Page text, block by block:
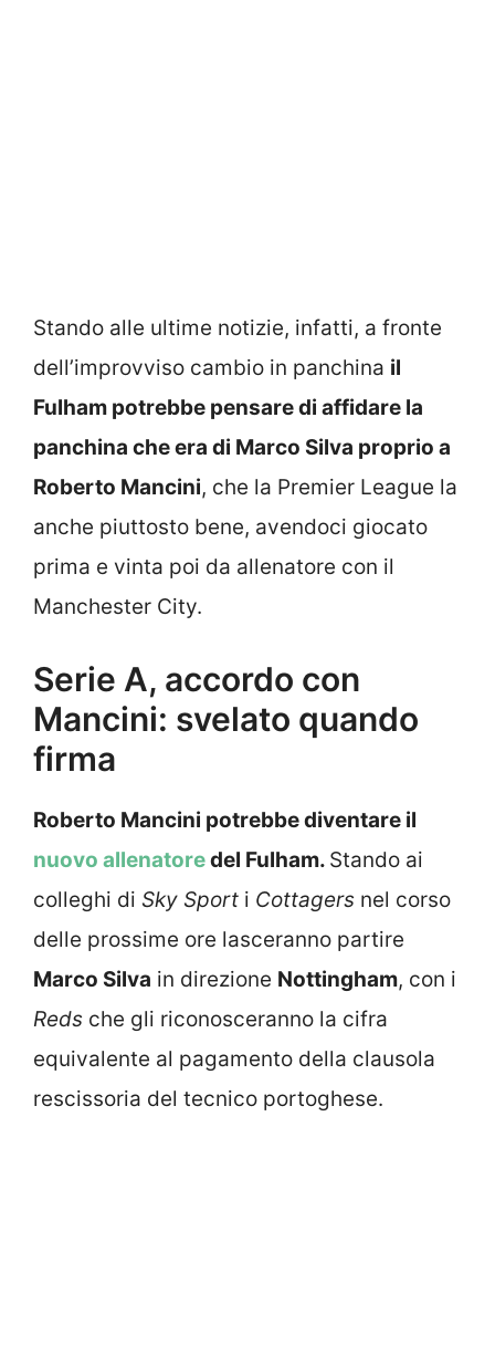
Stando alle ultime notizie, infatti, a fronte
dell’improvviso cambio in panchina il
Fulham potrebbe pensare di affidare la
panchina che era di Marco Silva proprio a
Roberto Mancini, che la Premier League la
anche piuttosto bene, avendoci giocato
prima e vinta poi da allenatore con il
Manchester City.
Serie A, accordo con
Mancini: svelato quando
firma
Roberto Mancini potrebbe diventare il
nuovo allenatoredel Fulham. Stando ai
colleghi di Sky Sport i Cottagers nel corso
delle prossime ore lasceranno partire
Marco Silva in direzione Nottingham, con i
Reds che gli riconosceranno la cifra
equivalente al pagamento della clausola
rescissoria del tecnico portoghese.